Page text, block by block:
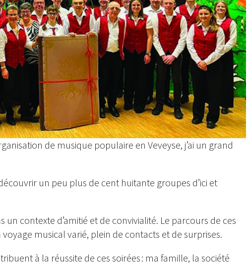
de musique populaire en Veveyse, j’ai un grand
un peu plus de cent huitante groupes d’ici et
contexte d’amitié et de convivialité. Le parcours de ces
musical varié, plein de contacts et de surprises.
à la réussite de ces soirées : ma famille, la société